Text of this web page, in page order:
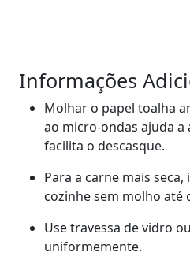
Informações
Molhar o papel toalha
ao micro-ondas ajuda a
facilita o descasque.
Para a carne mais
cozinhe sem molho
Use travessa de vidro
uniformemente.